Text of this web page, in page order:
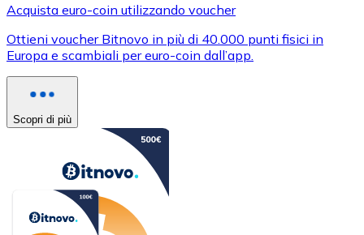
Acquista euro-coin utilizzando voucher
Ottieni voucher Bitnovo in più di 40.000 punti fisici in
Europa e scambiali per euro-coin dall’app.
Scopri di più